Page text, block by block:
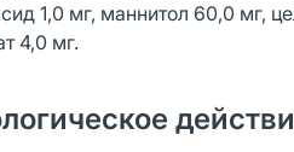
1,0 мг, маннитол 60,0 мг,
4,0 мг.